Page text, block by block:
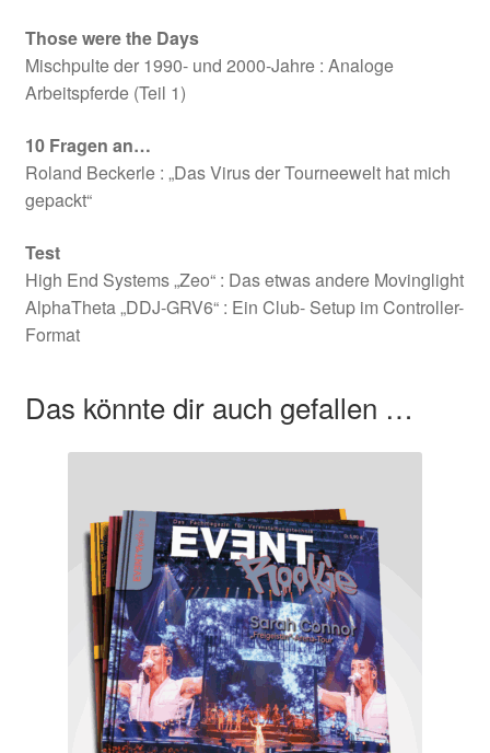
Those were the Days
Mischpulte der 1990- und 2000-Jahre : Analoge
Arbeitspferde (Teil 1)
10 Fragen an…
Roland Beckerle : „Das Virus der Tourneewelt hat mich
gepackt“
Test
High End Systems „Zeo“ : Das etwas andere Movinglight
AlphaTheta „DDJ-GRV6“ : Ein Club- Setup im Controller-
Format
Das könnte dir auch gefallen …